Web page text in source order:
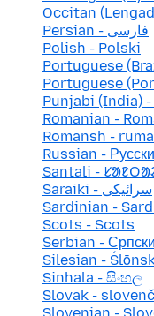
Occitan
Persian - فارسی
Polish - Polski
Portuguese
Portuguese
Punjabi (India) -
Romanian -
Romansh -
Russian -
Santali -
Saraiki - سرائیکی
Sardinian -
Scots - Scots
Serbian - Српски
Silesian -
Sinhala - සිංහල
Slovak -